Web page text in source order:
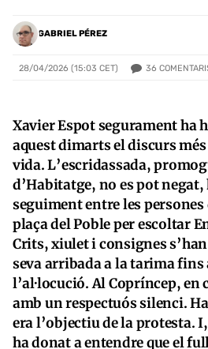
GABRIEL PÉREZ
28/04/2026 (15:03 CET) 36
Xavier Espot segurament ha
aquest dimarts el discurs
vida. L’escridassada,
d’Habitatge, no es pot
seguiment entre les
plaça del Poble per escoltar
Crits, xiulet i consignes
seva arribada a la tarima fins
l’al·locució. Al Copríncep, en
amb un respectuós silenci.
era l’objectiu de la protesta.
ha donat a entendre que el